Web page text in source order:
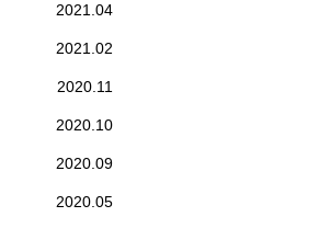
2021.04
2021.02
2020.11
2020.10
2020.09
2020.05